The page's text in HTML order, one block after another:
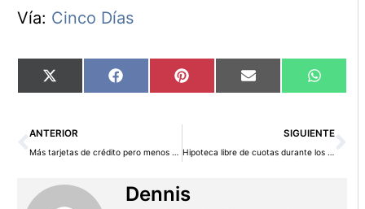
Vía: Cinco Días
Compartir
en
X
(Twitter)
Compartir
en
Facebook Compartir
en
Pinterest Compartir
en
Email
en
Ant
ANTERIOR
Más tarjetas de crédito pero menos uso
SIGUIENTE
Hipoteca libre de cuotas durante los primeros 3 años
Dennis